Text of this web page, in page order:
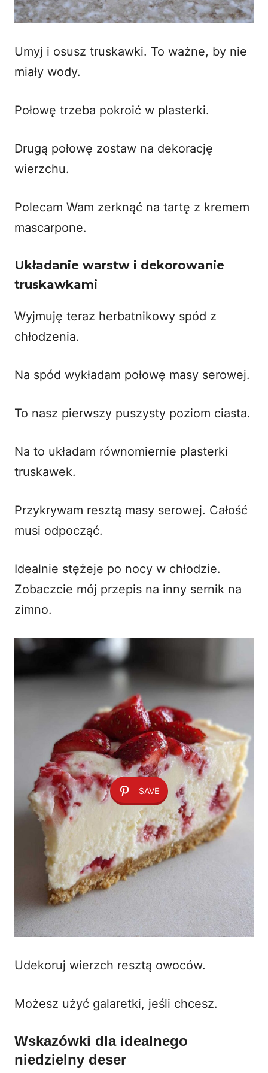
Umyj i osusz truskawki. To ważne, by nie
miały wody.
Połowę trzeba pokroić w plasterki.
Drugą połowę zostaw na dekorację
wierzchu.
Polecam Wam zerknąć na tartę z kremem
mascarpone.
Układanie warstw i dekorowanie
truskawkami
Wyjmuję teraz herbatnikowy spód z
chłodzenia.
Na spód wykładam połowę masy serowej.
To nasz pierwszy puszysty poziom ciasta.
Na to układam równomiernie plasterki
truskawek.
Przykrywam resztą masy serowej. Całość
musi odpocząć.
Idealnie stężeje po nocy w chłodzie.
Zobaczcie mój przepis na inny sernik na
zimno.
SAVE
Udekoruj wierzch resztą owoców.
Możesz użyć galaretki, jeśli chcesz.
Wskazówki dla idealnego
niedzielny deser